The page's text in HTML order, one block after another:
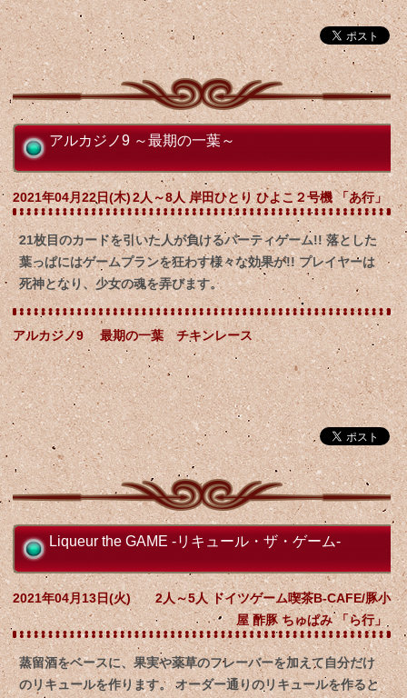
アルカジノ9 ～最期の一葉～
2021年04月22日(木)2人～8人 岸田ひとり ひよこ２号機 「あ行」
21枚目のカードを引いた人が負けるパーティゲーム!! 落とした
葉っぱにはゲームプランを狂わす様々な効果が!! プレイヤーは
死神となり、少女の魂を弄びます。
アルカジノ9 最期の一葉 チキンレース
Liqueur the GAME -リキュール・ザ・ゲーム-
2021年04月13日(火)
2人～5人 ドイツゲーム喫茶B-CAFE/豚小
屋 酢豚 ちゅぱみ 「ら行」
蒸留酒をベースに、果実や薬草のフレーバーを加えて自分だけ
のリキュールを作ります。 オーダー通りのリキュールを作ると